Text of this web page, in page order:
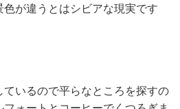
が違うとはシビアな現実です
いるので平らなところを探すの